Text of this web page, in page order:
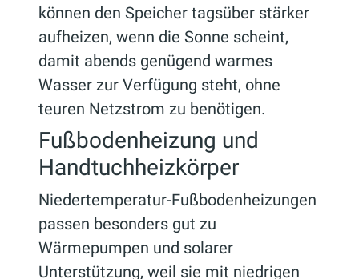
können den Speicher tagsüber stärker
aufheizen, wenn die Sonne scheint,
damit abends genügend warmes
Wasser zur Verfügung steht, ohne
teuren Netzstrom zu benötigen.
Fußbodenheizung und
Handtuchheizkörper
Niedertemperatur-Fußbodenheizungen
passen besonders gut zu
Wärmepumpen und solarer
Unterstützung, weil sie mit niedrigen